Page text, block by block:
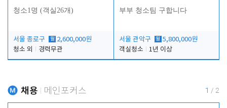
청소1명 (객실26개)
서울 종로구 월 2,600,000원
청소 외
경력무관
부부 청소팀 구합니다
서울 관악구 월 5,800,000원
객실청소
1년 이상
채용 메인포커스 1 / 2